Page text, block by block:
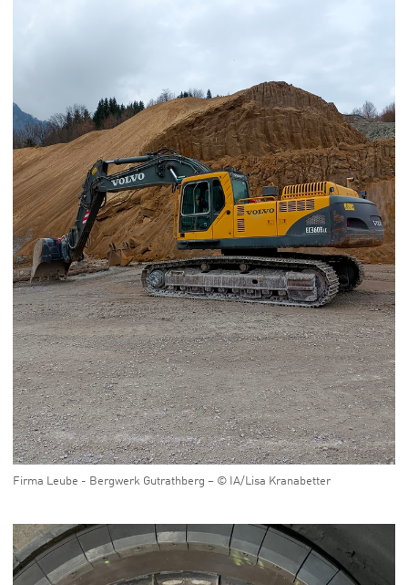
Firma Leube - Bergwerk Gutrathberg – © IA/Lisa Kranabetter